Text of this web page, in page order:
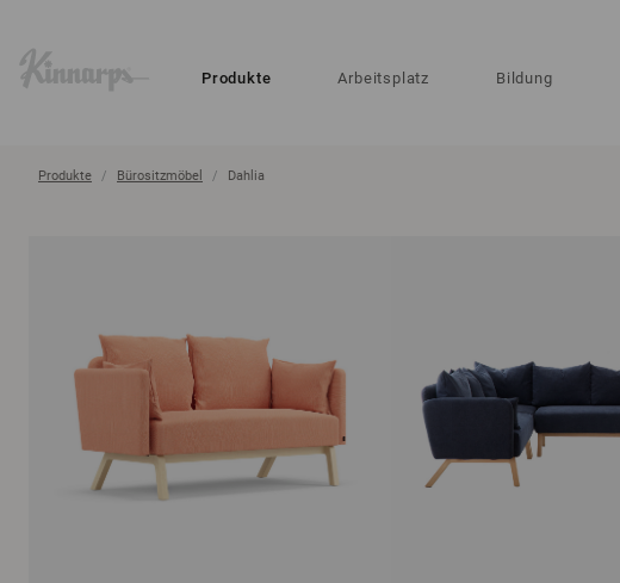
Produkte Arbeitsplatz Bildung
Produkte Bürositzmöbel Dahlia